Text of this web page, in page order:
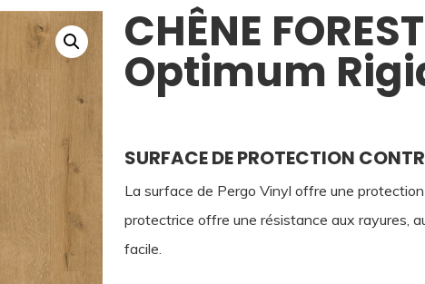
CHÊNE
Optimum
SURFACE DE PROTECTION
La surface de Pergo Vinyl offre une
protectrice offre une résistance aux rayures,
facile.